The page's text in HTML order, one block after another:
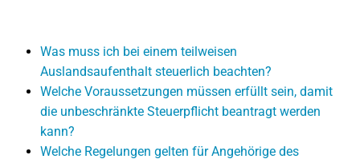
Was muss ich bei einem teilweisen
Auslandsaufenthalt steuerlich beachten?
Welche Voraussetzungen müssen erfüllt sein, damit
die unbeschränkte Steuerpflicht beantragt werden
kann?
Welche Regelungen gelten für Angehörige des